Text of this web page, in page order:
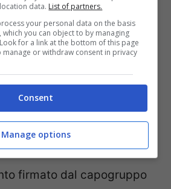
firmato dal capogruppo
data. List of partners.
your personal data on the basis
you can object to by managing
for a link at the bottom of this page
manage or withdraw consent in privacy
Consent
Manage options